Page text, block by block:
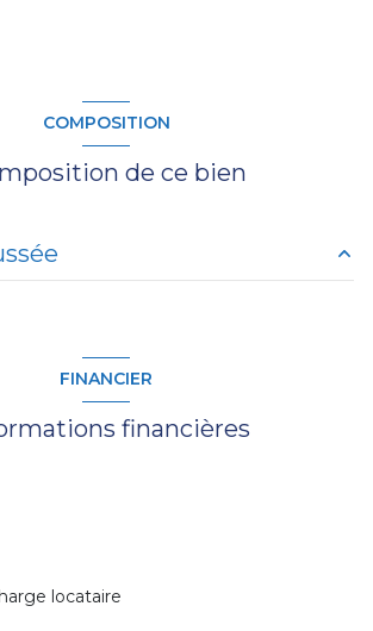
COMPOSITION
de ce bien
FINANCIER
financières
locataire